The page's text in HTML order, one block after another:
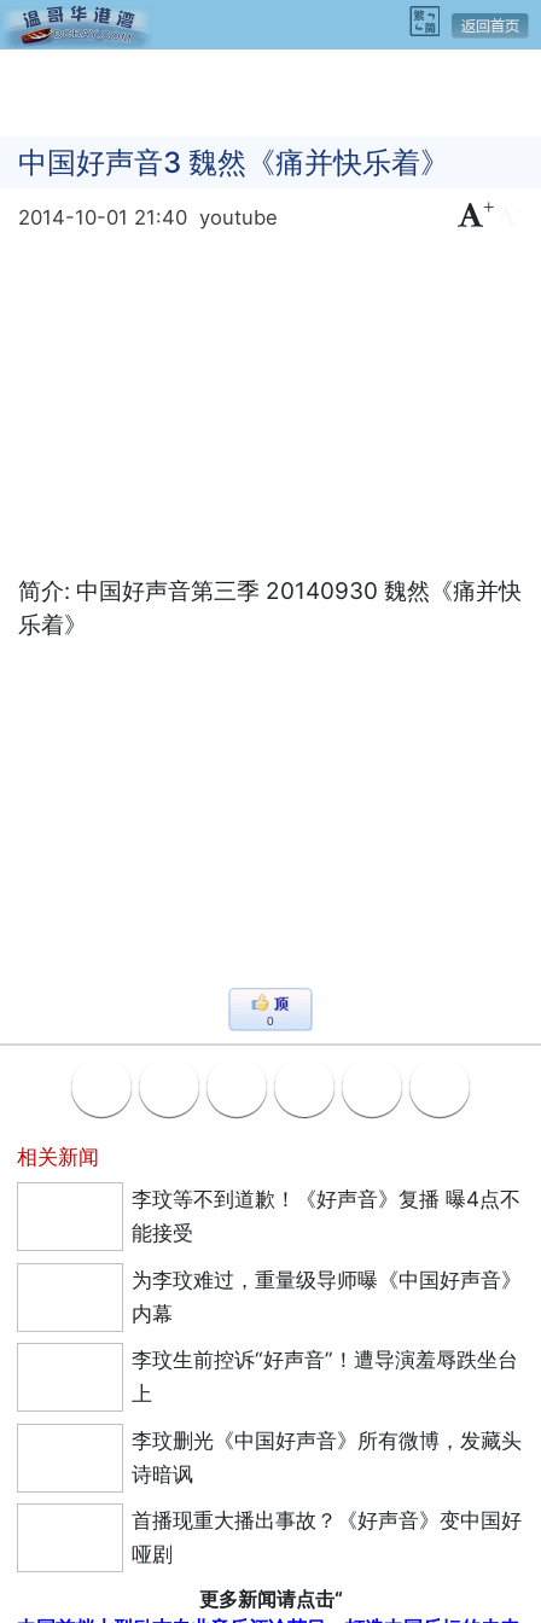
中国好声音3 魏然《痛并快乐着》
2014-10-01 21:40 youtube +
简介: 中国好声音第三季 20140930 魏然《痛并快
乐着》
0
相关新闻
李玟等不到道歉！《好声音》复播 曝4点不
能接受
为李玟难过，重量级导师曝《中国好声音》
内幕
李玟生前控诉“好声音”！遭导演羞辱跌坐台
上
李玟删光《中国好声音》所有微博，发藏头
诗暗讽
首播现重大播出事故？《好声音》变中国好
哑剧
更多新闻请点击“